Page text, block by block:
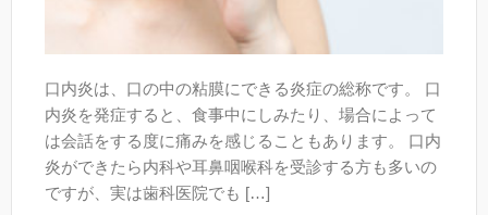
口内炎は、口の中の粘膜にできる炎症の総称です。 口
内炎を発症すると、食事中にしみたり、場合によって
は会話をする度に痛みを感じることもあります。 口内
炎ができたら内科や耳鼻咽喉科を受診する方も多いの
ですが、実は歯科医院でも […]